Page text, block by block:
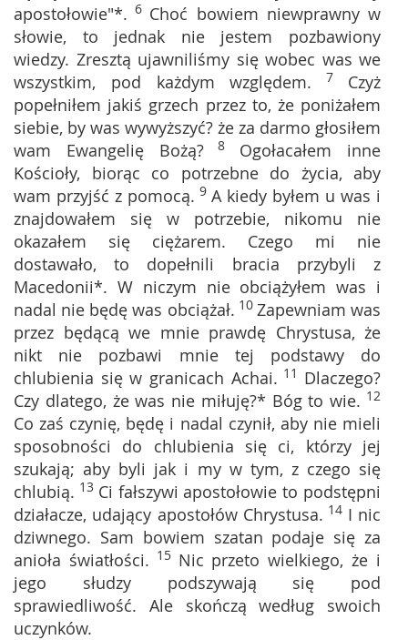
apostołowie"*. 6 Choć bowiem niewprawny w
słowie, to jednak nie jestem pozbawiony
wiedzy. Zresztą ujawniliśmy się wobec was we
wszystkim, pod każdym względem. 7 Czyż
popełniłem jakiś grzech przez to, że poniżałem
siebie, by was wywyższyć? że za darmo głosiłem
wam Ewangelię Bożą?8 Ogołacałem inne
Kościoły, biorąc co potrzebne do życia, aby
wam przyjść z pomocą. 9 A kiedy byłem u was i
znajdowałem się w potrzebie, nikomu nie
okazałem się ciężarem. Czego mi nie
dostawało, to dopełnili bracia przybyli z
Macedonii*. W niczym nie obciążyłem was i
nadal nie będę was obciążał. 10 Zapewniam was
przez będącą we mnie prawdę Chrystusa, że
nikt nie pozbawi mnie tej podstawy do
chlubienia się w granicach Achai. 11 Dlaczego?
Czy dlatego, że was nie miłuję?* Bóg to wie. 12
Co zaś czynię, będę i nadal czynił, aby nie mieli
sposobności do chlubienia się ci, którzy jej
szukają; aby byli jak i my w tym, z czego się
chlubią. 13 Ci fałszywi apostołowie to podstępni
działacze, udający apostołów Chrystusa. 14 I nic
dziwnego. Sam bowiem szatan podaje się za
anioła światłości. 15 Nic przeto wielkiego, że i
jego słudzy podszywają się pod
sprawiedliwość. Ale skończą według swoich
uczynków.